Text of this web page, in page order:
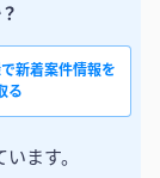
新着案件情報を
る
ます。